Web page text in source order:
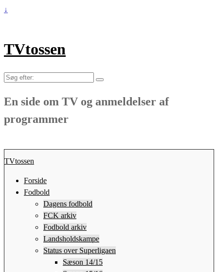
↓
TVtossen
Søg
En side om TV og anmeldelser af
programmer
TVtossen
Forside
Fodbold
Dagens fodbold
FCK arkiv
Fodbold arkiv
Landsholdskampe
Status over Superligaen
Sæson 14/15